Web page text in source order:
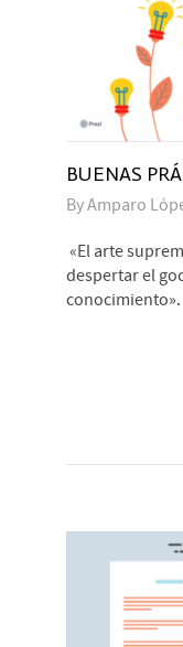
BUENAS
ByAmparo
«El arte
despertar el